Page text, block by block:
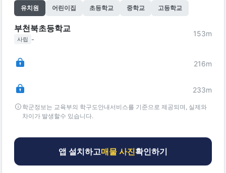
유치원 어린이집 초등학교 중학교 고등학교
부천북초등학교
사립 -
153m
216m
233m
학군정보는 교육부의 학구도안내서비스를 기준으로 제공되며, 실제와
차이가 발생할수 있습니다.
앱 설치하고매물 사진확인하기